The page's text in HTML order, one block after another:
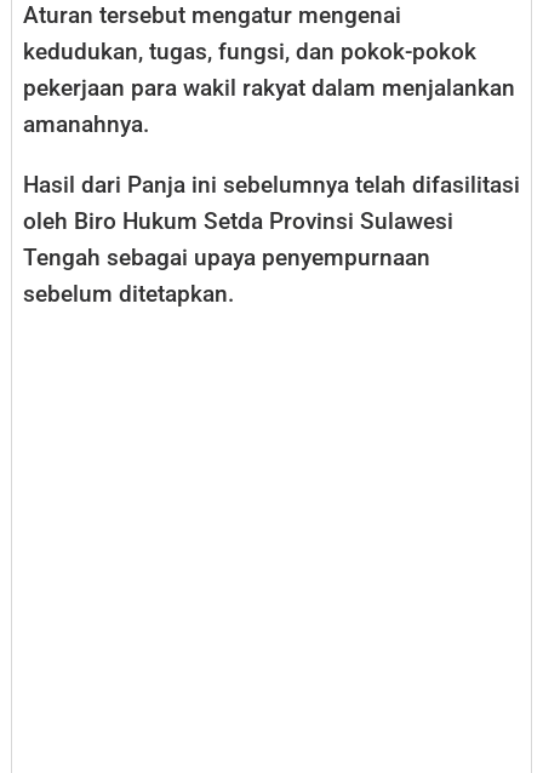
Aturan tersebut mengatur mengenai
kedudukan, tugas, fungsi, dan pokok-pokok
pekerjaan para wakil rakyat dalam menjalankan
amanahnya.
Hasil dari Panja ini sebelumnya telah difasilitasi
oleh Biro Hukum Setda Provinsi Sulawesi
Tengah sebagai upaya penyempurnaan
sebelum ditetapkan.